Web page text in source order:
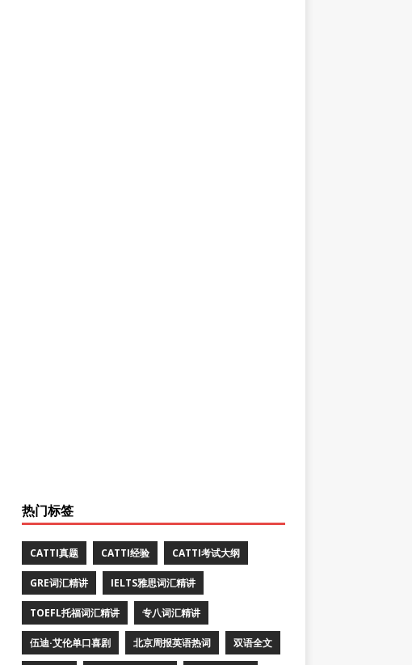
热门标签
CATTI真题 CATTI经验 CATTI考试大纲
GRE词汇精讲 IELTS雅思词汇精讲
TOEFL托福词汇精讲 专八词汇精讲
伍迪·艾伦单口喜剧 北京周报英语热词 双语全文